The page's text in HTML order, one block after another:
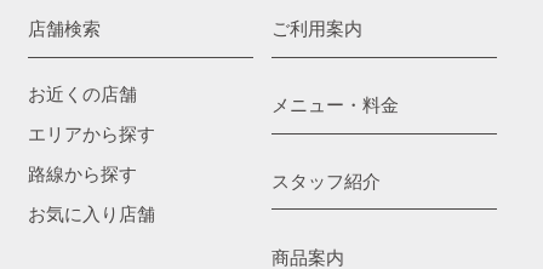
店舗検索
お近くの店舗
エリアから探す
路線から探す
お気に入り店舗
ご利用案内
メニュー・料金
スタッフ紹介
商品案内